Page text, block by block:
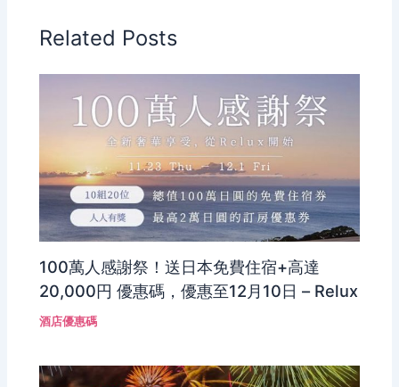
Related Posts
100萬人感謝祭！送日本免費住宿+高達
20,000円 優惠碼，優惠至12月10日 – Relux
酒店優惠碼